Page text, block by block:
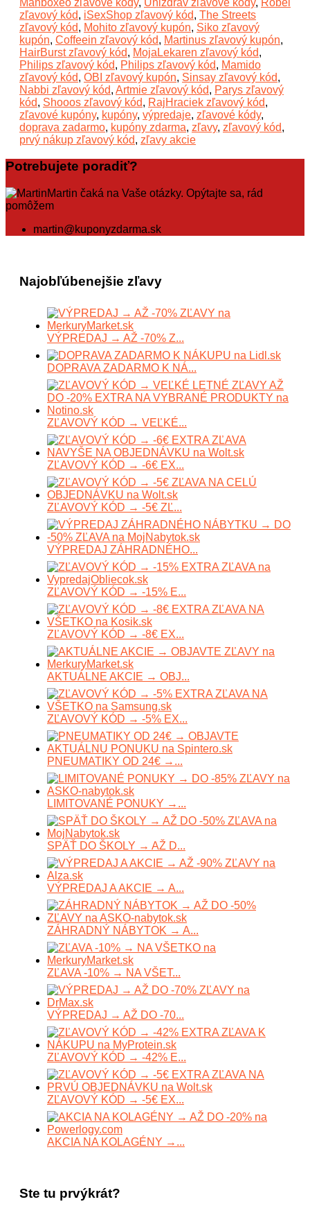
zľavový kód, iSexShop zľavový kód, The Streets
zľavový kód, Mohito zľavový kupón, Siko zľavový
kupón, Coffeein zľavový kód, Martinus zľavový kupón,
HairBurst zľavový kód, MojaLekaren zľavový kód,
Philips zľavový kód, Philips zľavový kód, Mamido
zľavový kód, OBI zľavový kupón, Sinsay zľavový kód,
Nabbi zľavový kód, Artmie zľavový kód, Parys zľavový
kód, Shooos zľavový kód, RajHraciek zľavový kód,
zľavové kupóny, kupóny, výpredaje, zľavové kódy,
doprava zadarmo, kupóny zdarma, zľavy, zľavový kód,
prvý nákup zľavový kód, zľavy akcie
Potrebujete poradiť?
Martin čaká na Vaše otázky. Opýtajte sa, rád
pomôžem
martin@kuponyzdarma.sk
Najobľúbenejšie zľavy
VÝPREDAJ → AŽ -70% Z...
DOPRAVA ZADARMO K NÁ...
ZĽAVOVÝ KÓD → VEĽKÉ...
ZĽAVOVÝ KÓD → -6€ EX...
ZĽAVOVÝ KÓD → -5€ ZĽ...
VÝPREDAJ ZÁHRADNÉHO...
ZĽAVOVÝ KÓD → -15% E...
ZĽAVOVÝ KÓD → -8€ EX...
AKTUÁLNE AKCIE → OBJ...
ZĽAVOVÝ KÓD → -5% EX...
PNEUMATIKY OD 24€ →...
LIMITOVANÉ PONUKY →...
SPÄŤ DO ŠKOLY → AŽ D...
VÝPREDAJ A AKCIE → A...
ZÁHRADNÝ NÁBYTOK → A...
ZĽAVA -10% → NA VŠET...
VÝPREDAJ → AŽ DO -70...
ZĽAVOVÝ KÓD → -42% E...
ZĽAVOVÝ KÓD → -5€ EX...
AKCIA NA KOLAGÉNY →...
Ste tu prvýkrát?